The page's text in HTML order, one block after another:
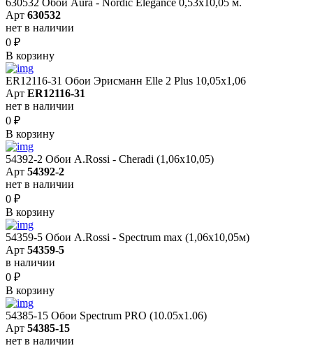
Арт 630532
нет в наличии
0 ₽
В корзину
ER12116-31 Обои Эрисманн Elle 2 Plus 10,05x1,06
Арт ER12116-31
нет в наличии
0 ₽
В корзину
54392-2 Обои A.Rossi - Cheradi (1,06x10,05)
Арт 54392-2
нет в наличии
0 ₽
В корзину
54359-5 Обои A.Rossi - Spectrum max (1,06x10,05м)
Арт 54359-5
в наличии
0 ₽
В корзину
54385-15 Обои Spectrum PRO (10.05х1.06)
Арт 54385-15
нет в наличии